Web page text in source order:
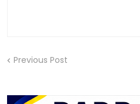
Previous Post